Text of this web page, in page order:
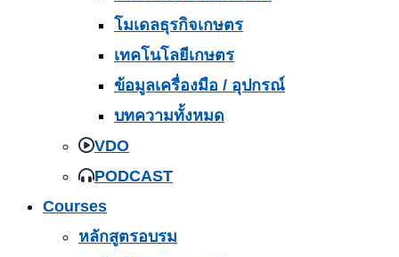
โมเดลธุรกิจเกษตร
เทคโนโลยีเกษตร
ข้อมูลเครื่องมือ / อุปกรณ์
บทความทั้งหมด
VDO
PODCAST
Courses
หลักสูตรอบรม